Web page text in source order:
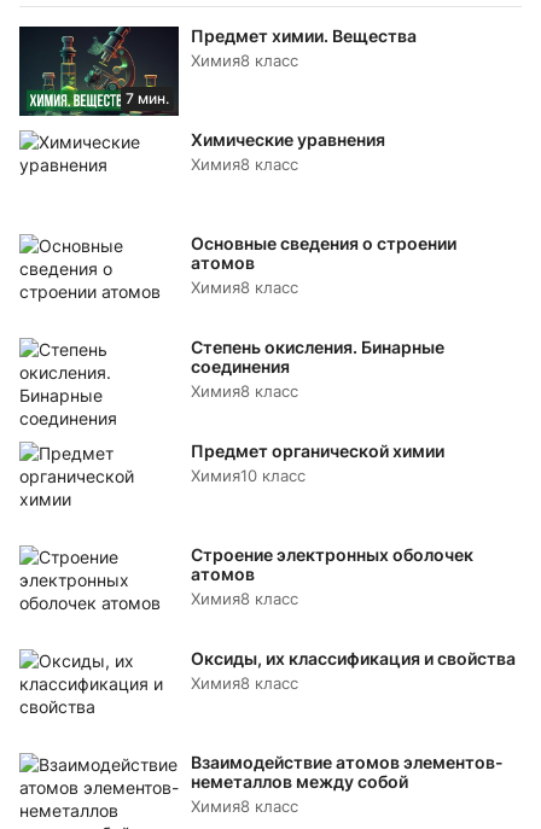
7 мин.
Предмет химии. Вещества
Химия8 класс
Химические уравнения
Химия8 класс
Основные сведения о строении
атомов
Химия8 класс
Степень окисления. Бинарные
соединения
Химия8 класс
Предмет органической химии
Химия10 класс
Строение электронных оболочек
атомов
Химия8 класс
Оксиды, их классификация и свойства
Химия8 класс
Взаимодействие атомов элементов-
неметаллов между собой
Химия8 класс